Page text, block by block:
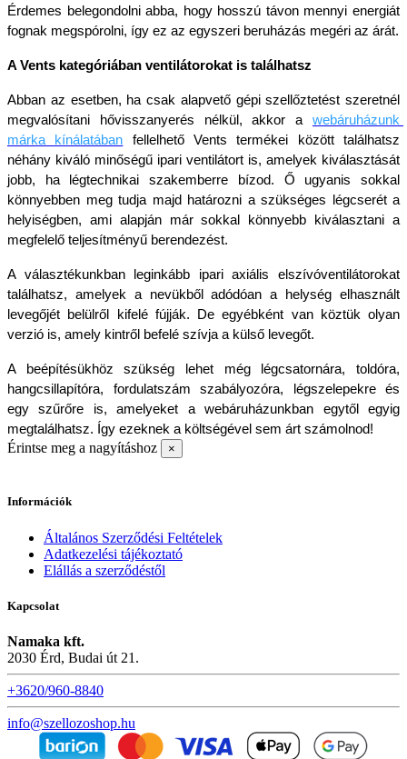
Érdemes belegondolni abba, hogy hosszú távon mennyi energiát
fognak megspórolni, így ez az egyszeri beruházás megéri az árát.
A Vents kategóriában ventilátorokat is találhatsz
Abban az esetben, ha csak alapvető gépi szellőztetést szeretnél
megvalósítani hővisszanyerés nélkül, akkor a webáruházunk
márka kínálatában
fellelhető Vents termékei között találhatsz
néhány kiváló minőségű ipari ventilátort is, amelyek kiválasztását
jobb, ha légtechnikai szakemberre bízod. Ő ugyanis sokkal
könnyebben meg tudja majd határozni a szükséges légcserét a
helyiségben, ami alapján már sokkal könnyebb kiválasztani a
megfelelő teljesítményű berendezést.
A választékunkban leginkább ipari axiális elszívóventilátorokat
találhatsz, amelyek a nevükből adódóan a helység elhasznált
levegőjét belülről kifelé fújják. De egyébként van köztük olyan
verzió is, amely kintről befelé szívja a külső levegőt.
A beépítésükhöz szükség lehet még légcsatornára, toldóra,
hangcsillapítóra, fordulatszám szabályozóra, légszelepekre és
egy szűrőre is, amelyeket a webáruházunkban egytől egyig
megtalálhatsz. Így ezeknek a költségével sem árt számolnod!
Érintse meg a nagyításhoz ×
Információk
Általános Szerződési Feltételek
Adatkezelési tájékoztató
Elállás a szerződéstől
Kapcsolat
Namaka kft.
2030 Érd, Budai út 21.
+3620/960-8840
info@szellozoshop.hu